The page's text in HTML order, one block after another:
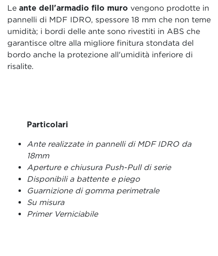
Le ante dell'armadio filo muro vengono prodotte in
pannelli di MDF IDRO, spessore 18 mm che non teme
umidità; i bordi delle ante sono rivestiti in ABS che
garantisce oltre alla migliore finitura stondata del
bordo anche la protezione all'umidità inferiore di
risalite.
Particolari
Ante realizzate in pannelli di MDF IDRO da
18mm
Aperture e chiusura Push-Pull di serie
Disponibili a battente e piego
Guarnizione di gomma perimetrale
Su misura
Primer Verniciabile